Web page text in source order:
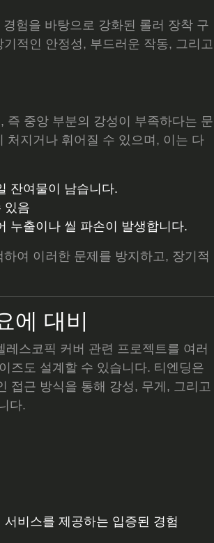
험을 바탕으로 강화된 롤러 장착 구
적인 안정성, 부드러운 작동, 그리고
즉 중앙 부분의 강성이 부족하다는 문
처지거나 휘어질 수 있으며, 이는 다
잔여물이 남습니다.
있음
누출이나 씰 파손이 발생합니다.
여 이러한 문제를 방지하고, 장기적
에 대비
스코픽 커버 관련 프로젝트를 여러
즈도 설계할 수 있습니다. 티엔딩은
접근 방식을 통해 강성, 무게, 그리고
다.
비스를 제공하는 입증된 경험